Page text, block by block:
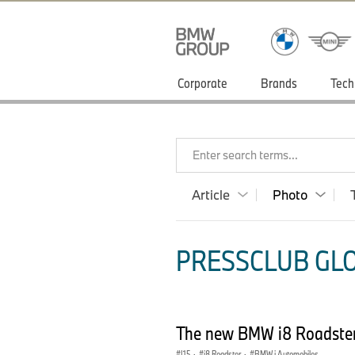
Corporate Brands
Enter search terms...
Article Photo
PRESSCLUB
The new BMW i8